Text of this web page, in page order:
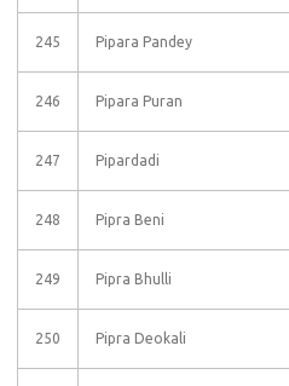
245 Pipara Pandey
246 Pipara Puran
247 Pipardadi
248 Pipra Beni
249 Pipra Bhulli
250 Pipra Deokali